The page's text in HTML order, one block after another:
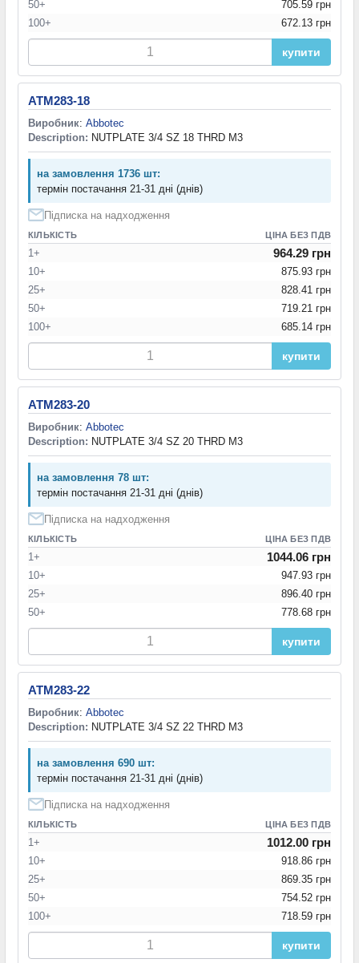
50+
705.59 грн
100+
672.13 грн
купити
ATM283-18
Виробник: Abbotec
Description: NUTPLATE 3/4 SZ 18 THRD M3
на замовлення 1736 шт:
термін постачання 21-31 дні (днів)
Підписка на надходження
КІЛЬКІСТЬ ЦІНА БЕЗ ПДВ
1+ 964.29 грн
10+
875.93 грн
25+
828.41 грн
50+
719.21 грн
100+
685.14 грн
купити
ATM283-20
Виробник: Abbotec
Description: NUTPLATE 3/4 SZ 20 THRD M3
на замовлення 78 шт:
термін постачання 21-31 дні (днів)
Підписка на надходження
КІЛЬКІСТЬ ЦІНА БЕЗ ПДВ
1+ 1044.06 грн
10+
947.93 грн
25+
896.40 грн
50+
778.68 грн
купити
ATM283-22
Виробник: Abbotec
Description: NUTPLATE 3/4 SZ 22 THRD M3
на замовлення 690 шт:
термін постачання 21-31 дні (днів)
Підписка на надходження
КІЛЬКІСТЬ ЦІНА БЕЗ ПДВ
1+ 1012.00 грн
10+
918.86 грн
25+
869.35 грн
50+
754.52 грн
100+
718.59 грн
купити